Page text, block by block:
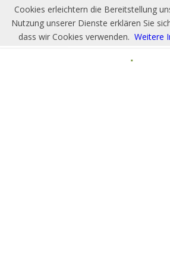
Cookies erleichtern die Bereitstellung
Nutzung unserer Dienste erklären Sie
dass wir Cookies verwenden. Weitere